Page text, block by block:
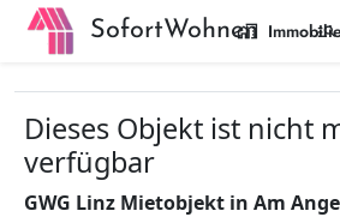
SofortWohnen
home_work manage_search
Dieses Objekt ist nicht
verfügbar
GWG Linz Mietobjekt in Am